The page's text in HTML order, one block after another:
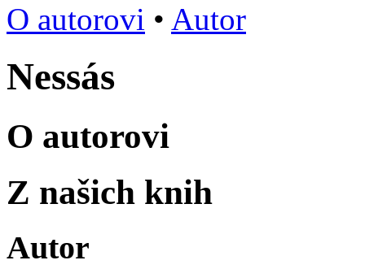
O autorovi • Autor
Nessás
O autorovi
Z našich knih
Autor